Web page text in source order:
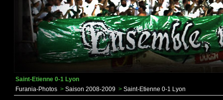
Saint-Etienne 0-1 Lyon
Furania-Photos > Saison 2008-2009 > Saint-Etienne 0-1 Lyon